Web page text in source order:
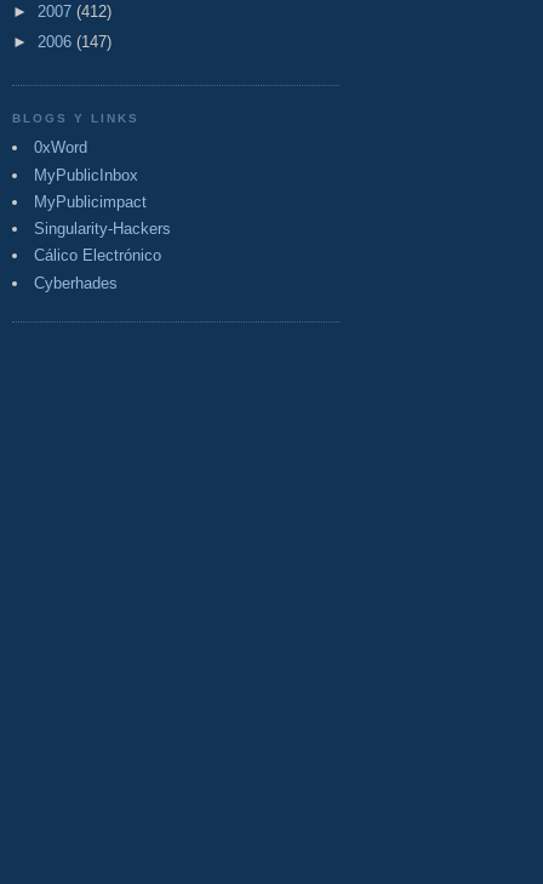
► 2007 (412)
► 2006 (147)
BLOGS Y LINKS
0xWord
MyPublicInbox
MyPublicimpact
Singularity-Hackers
Cálico Electrónico
Cyberhades